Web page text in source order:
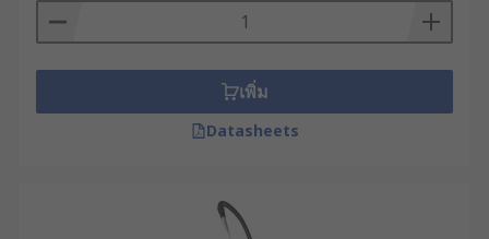
ความจุของถังเก็บและวิธีการเททิ้ง : ถังเก็บที่มี
ขนาดใหญ่ขึ้นจะช่วยประหยัดเวลาระหว่างการ
ทำความสะอาด แต่อาจส่งผลต่อความสะดวกใน
การพกพาและการควบคุมทิศทางเครื่อง
ระดับเสียงและหลักสรีรศาสตร์ : การปล่อยเสียง
ในพื้นที่เชิงพาณิชย์และพื้นที่ที่มีคนพลุกพล่าน
เพิ่ม
Datasheets